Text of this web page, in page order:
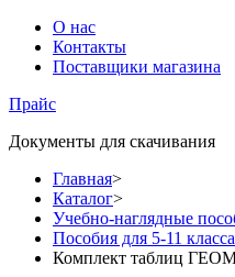
О нас
Контакты
Поставщики магазина
Прайс
Документы для скачивания
Главная>
Каталог>
Учебно-наглядные
Пособия для 5-11 класса
Комплект таблиц